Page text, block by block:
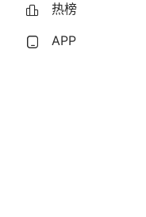
热榜
APP